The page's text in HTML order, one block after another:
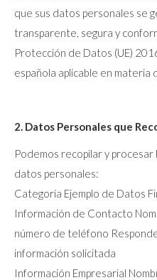
que sus datos personales se
transparente, segura y
Protección de Datos (UE)
española aplicable en
2. Datos Personales que
Podemos recopilar y
datos personales:
Categoría Ejemplo de Datos
Información de Contacto
número de teléfono
información solicitada
Información Empresarial